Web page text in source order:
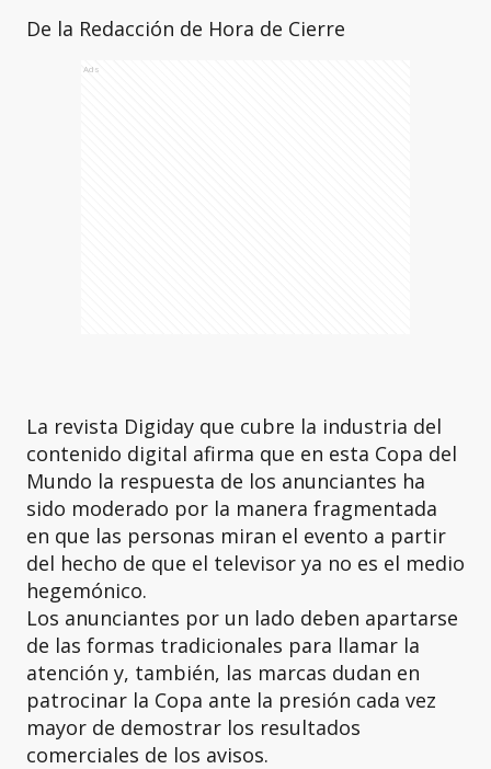
De la Redacción de Hora de Cierre
Ads
La revista Digiday que cubre la industria del
contenido digital afirma que en esta Copa del
Mundo la respuesta de los anunciantes ha
sido moderado por la manera fragmentada
en que las personas miran el evento a partir
del hecho de que el televisor ya no es el medio
hegemónico.
Los anunciantes por un lado deben apartarse
de las formas tradicionales para llamar la
atención y, también, las marcas dudan en
patrocinar la Copa ante la presión cada vez
mayor de demostrar los resultados
comerciales de los avisos.